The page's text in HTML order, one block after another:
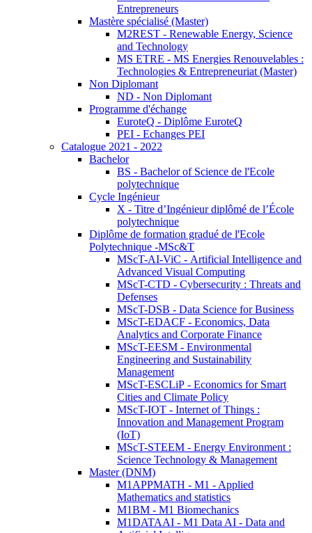
Entrepreneurs
Mastère spécialisé (Master)
M2REST - Renewable Energy, Science
and Technology
MS ETRE - MS Energies Renouvelables :
Technologies & Entrepreneuriat (Master)
Non Diplomant
ND - Non Diplomant
Programme d'échange
EuroteQ - Diplôme EuroteQ
PEI - Echanges PEI
Catalogue 2021 - 2022
Bachelor
BS - Bachelor of Science de l'Ecole
polytechnique
Cycle Ingénieur
X - Titre d’Ingénieur diplômé de l’École
polytechnique
Diplôme de formation gradué de l'Ecole
Polytechnique -MSc&T
MScT-AI-ViC - Artificial Intelligence and
Advanced Visual Computing
MScT-CTD - Cybersecurity : Threats and
Defenses
MScT-DSB - Data Science for Business
MScT-EDACF - Economics, Data
Analytics and Corporate Finance
MScT-EESM - Environmental
Engineering and Sustainability
Management
MScT-ESCLiP - Economics for Smart
Cities and Climate Policy
MScT-IOT - Internet of Things :
Innovation and Management Program
(IoT)
MScT-STEEM - Energy Environment :
Science Technology & Management
Master (DNM)
M1APPMATH - M1 - Applied
Mathematics and statistics
M1BM - M1 Biomechanics
M1DATAAI - M1 Data AI - Data and